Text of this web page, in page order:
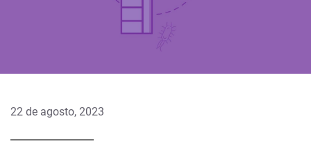
22 de agosto, 2023